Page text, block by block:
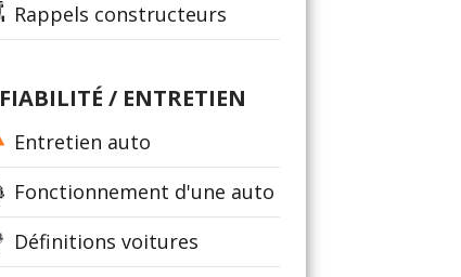
Rappels constructeurs
FIABILITÉ / ENTRETIEN
Entretien auto
Fonctionnement d'une auto
Définitions voitures